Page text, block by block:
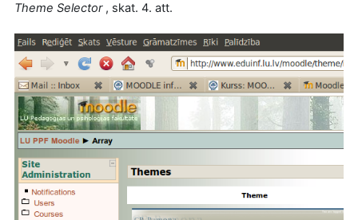
Theme Selector, skat. 4. att.